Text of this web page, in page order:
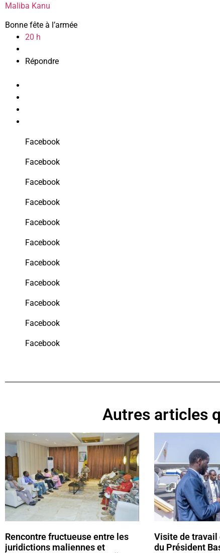
Maliba Kanu
Bonne fête à l’armée
20 h
Répondre
Facebook
Facebook
Facebook
Facebook
Facebook
Facebook
Facebook
Facebook
Facebook
Facebook
Facebook
Autres articles
Rencontre fructueuse entre les
juridictions maliennes et
Visite de
du Président